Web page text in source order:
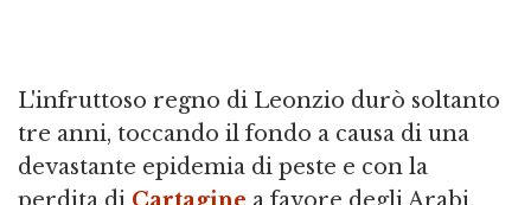
L'infruttoso regno di Leonzio durò soltanto
tre anni, toccando il fondo a causa di una
devastante epidemia di peste e con la